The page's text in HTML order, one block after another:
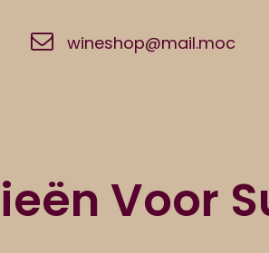
wineshop@mail.moc
Voor